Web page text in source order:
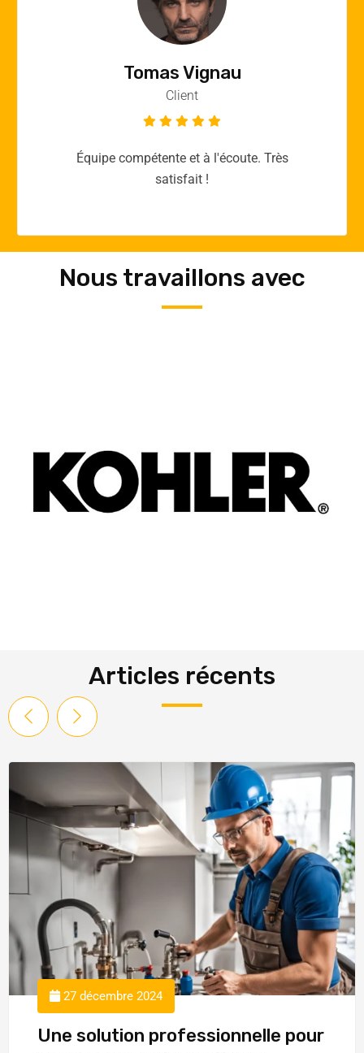
Vincent Quere
Client
Merci yellow365.work pour votre expertise!
Nous travaillons avec
Articles récents
27 décembre 2024
Une solution professionnelle pour